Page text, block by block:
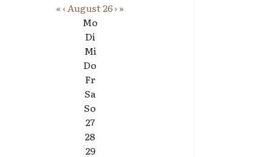
« ‹August 26› »
Mo
Di
Mi
Do
Fr
Sa
So
27
28
29